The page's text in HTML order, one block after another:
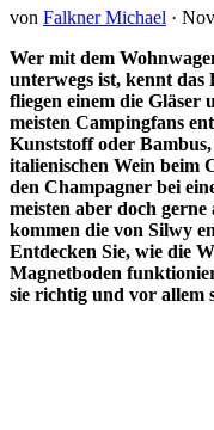
von Falkner Michael ·
Wer mit dem
unterwegs ist, kennt
fliegen einem die Gläser
meisten Campingfans
Kunststoff oder
italienischen Wein beim
den Champagner bei
meisten aber doch
kommen die von Silwy
Entdecken Sie, wie die
Magnetboden
sie richtig und vor allem